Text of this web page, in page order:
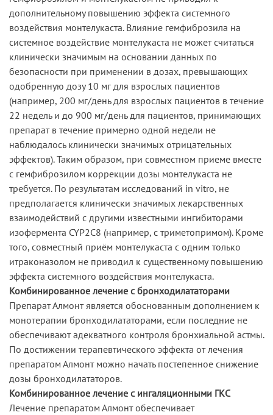
дополнительному повышению эффекта системного
воздействия монтелукаста. Влияние гемфиброзила на
системное воздействие монтелукаста не может считаться
клинически значимым на основании данных по
безопасности при применении в дозах, превышающих
одобренную дозу 10 мг для взрослых пациентов
(например, 200 мг/день для взрослых пациентов в течение
22 недель и до 900 мг/день для пациентов, принимающих
препарат в течение примерно одной недели не
наблюдалось клинически значимых отрицательных
эффектов). Таким образом, при совместном приеме вместе
с гемфиброзилом коррекции дозы монтелукаста не
требуется. По результатам исследований in vitro, не
предполагается клинически значимых лекарственных
взаимодействий с другими известными ингибиторами
изофермента CYP2C8 (например, с триметопримом). Кроме
того, совместный приём монтелукаста с одним только
итраконазолом не приводил к существенному повышению
эффекта системного воздействия монтелукаста.
Комбинированное лечение с бронходилататорами
Препарат Алмонт является обоснованным дополнением к
монотерапии бронходилататорами, если последние не
обеспечивают адекватного контроля бронхиальной астмы.
По достижении терапевтического эффекта от лечения
препаратом Алмонт можно начать постепенное снижение
дозы бронходилататоров.
Комбинированное лечение с ингаляционными ГКС
Лечение препаратом Алмонт обеспечивает